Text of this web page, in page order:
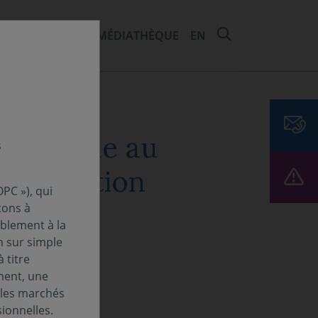
MÉDIATHÈQUE EN
au
»), qui
à
à la
sur simple
titre
une
marchés